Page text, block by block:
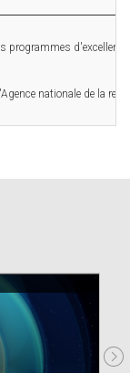
programmes
nationale de la